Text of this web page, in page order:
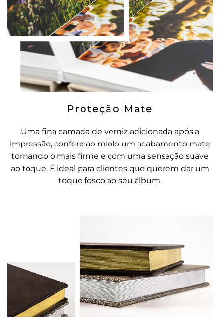
Proteção Mate
Uma fina camada de verniz adicionada após a
impressão, confere ao miolo um acabamento mate
tornando o mais firme e com uma sensação suave
ao toque. É ideal para clientes que querem dar um
toque fosco ao seu álbum.